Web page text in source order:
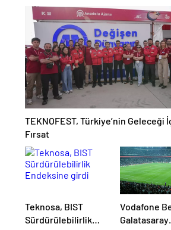
baston desteği
Buluştu
TEKNOFEST, Türkiye’nin Geleceği
Fırsat
Teknosa, BIST
Sürdürülebilirlik
Vodafone
Galatasaray